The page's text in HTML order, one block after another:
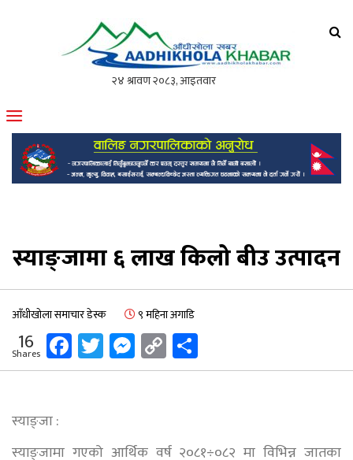
मोफसलकै लोकप्रिय अनलाइन पत्रिका
स्याङ्जामा ६ लाख किलो बीउ उत्पादन
आँधीखोला समाचार डेस्क ९ महिना अगाडि
16
Shares Facebook
Twitter
Messenger
Copy
Link
स्याङ्जा :
स्याङ्जामा गएको आर्थिक वर्ष २०८१÷०८२ मा विभिन्न जातका